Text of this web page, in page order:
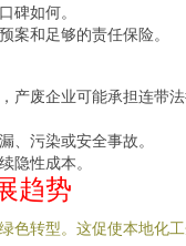
碑如何。
案和足够的责任保险。
产废企业可能承担连带
、污染或安全事故。
隐性成本。
趋势
色转型。这促使本地化